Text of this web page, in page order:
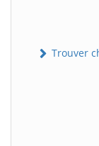
Trouver